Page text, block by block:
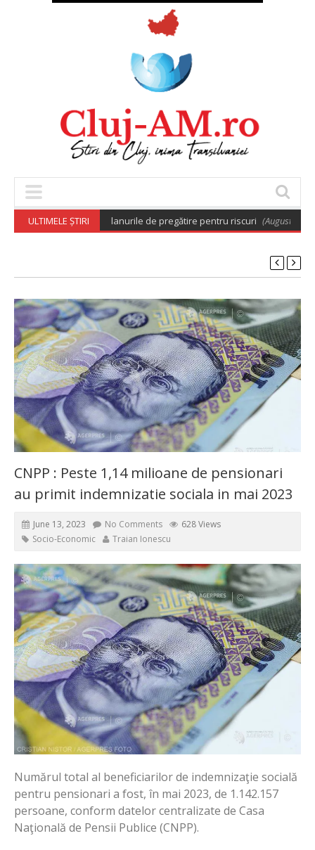
ULTIMELE ȘTIRI
care aprobă planurile de pregătire pentru riscuri (August 7, 2026
CNPP : Peste 1,14 milioane de pensionari
au primit indemnizatie sociala in mai 2023
June 13, 2023 No Comments
628 Views
Socio-Economic
Traian Ionescu
Numărul total al beneficiarilor de indemnizaţie socială
pentru pensionari a fost, în mai 2023, de 1.142.157
persoane, conform datelor centralizate de Casa
Naţională de Pensii Publice (CNPP).